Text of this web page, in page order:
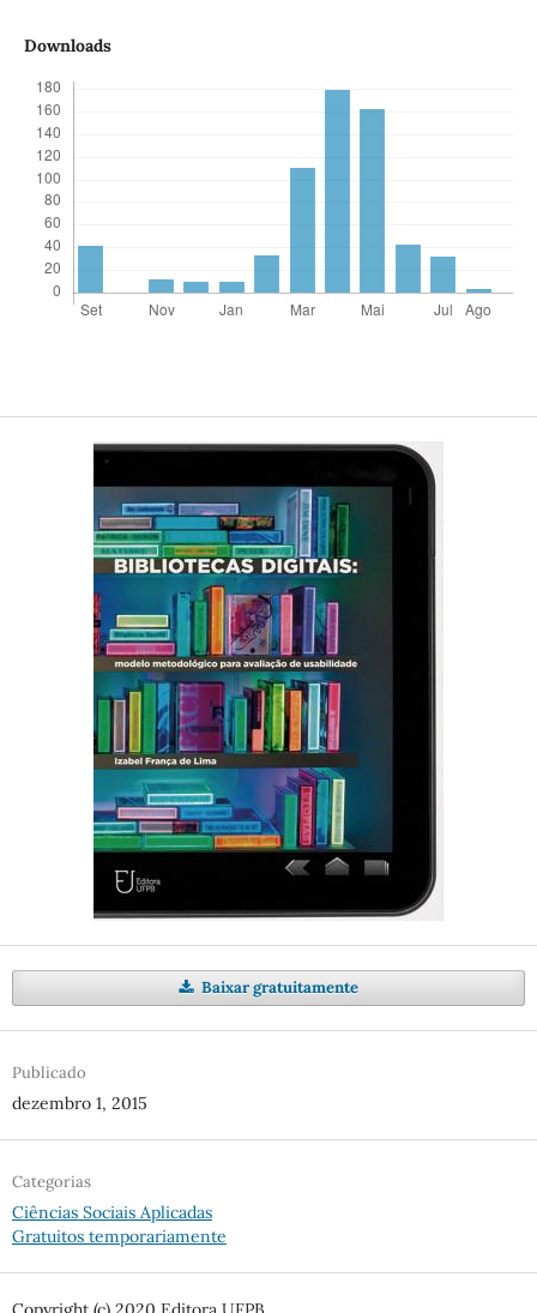
Downloads
Baixar gratuitamente
Publicado
dezembro 1, 2015
Categorias
Ciências Sociais Aplicadas
Gratuitos temporariamente